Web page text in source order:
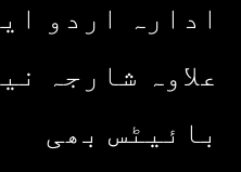
ادارہ اردو
علاوہ شارجہ
بائیٹس بھی